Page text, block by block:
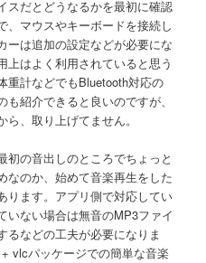
スだとどうなるかを最初に確認
、マウスやキーボードを接続し
ーは追加の設定などが必要にな
上はよく利用されていると思う
重計などでもBluetooth対応の
紹介できると良いのですが、
、取り上げてません。
初の音出しのところでちょっと
なのか、始めて音楽再生をした
ります。アプリ側で対応してい
いない場合は無音のMP3ファイ
るなどの工夫が必要になりま
vlcパッケージでの簡単な音楽